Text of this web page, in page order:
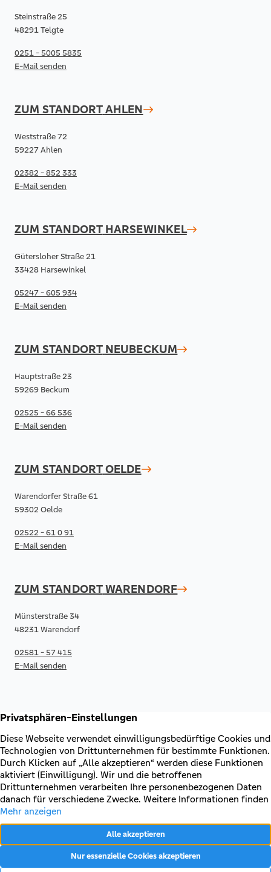
Steinstraße 25
48291 Telgte
0251 - 5005 5835
E-Mail senden
ZUM STANDORTAHLEN
Weststraße 72
59227 Ahlen
02382 - 852 333
E-Mail senden
ZUM STANDORT HARSEWINKEL
Gütersloher Straße 21
33428 Harsewinkel
05247 - 605 934
E-Mail senden
ZUM STANDORT NEUBECKUM
Hauptstraße 23
59269 Beckum
02525 - 66 536
E-Mail senden
ZUM STANDORTOELDE
Warendorfer Straße 61
59302 Oelde
02522 - 61 0 91
E-Mail senden
ZUM STANDORTWARENDORF
Münsterstraße 34
48231 Warendorf
02581 - 57 415
E-Mail senden
RECHTLICHES & KONTAKT
Kontakt
AGB & Sonderbedingungen
Erklärung zur Barrierefreiheit
Impressum
Datenschutz
VERTRAG WIDERRUFEN